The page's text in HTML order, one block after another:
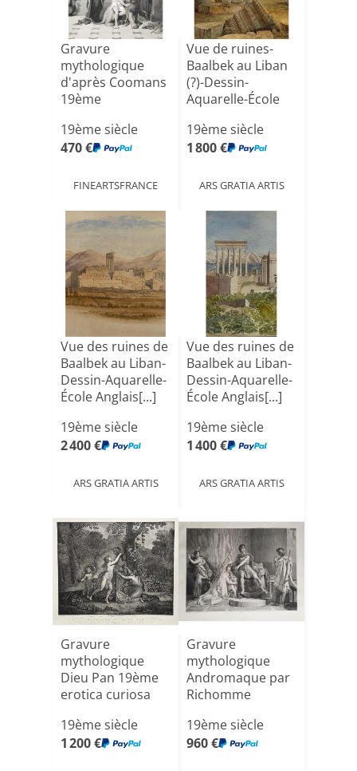
Gravure
mythologique
d'après Coomans
19ème
19ème siècle
470 €
FINEARTSFRANCE
Vue de ruines-
Baalbek au Liban
(?)-Dessin-
Aquarelle-École
19ème siècle
1 800 €
ARS GRATIA ARTIS
Vue des ruines de
Baalbek au Liban-
Dessin-Aquarelle-
École Anglais[...]
19ème siècle
2 400 €
ARS GRATIA ARTIS
Vue des ruines de
Baalbek au Liban-
Dessin-Aquarelle-
École Anglais[...]
19ème siècle
1 400 €
ARS GRATIA ARTIS
Gravure
mythologique
Dieu Pan 19ème
erotica curiosa
19ème siècle
1 200 €
Gravure
mythologique
Andromaque par
Richomme
19èm[...]
19ème siècle
960 €